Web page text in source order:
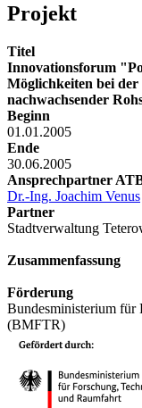
Projekt
Titel
Innovationsforum
Möglichkeiten bei
nachwachsender
Beginn
01.01.2005
Ende
30.06.2005
Ansprechpartner
Dr.-Ing. Joachim Venus
Partner
Stadtverwaltung
Zusammenfassung
Förderung
Bundesministerium für
(BMFTR)